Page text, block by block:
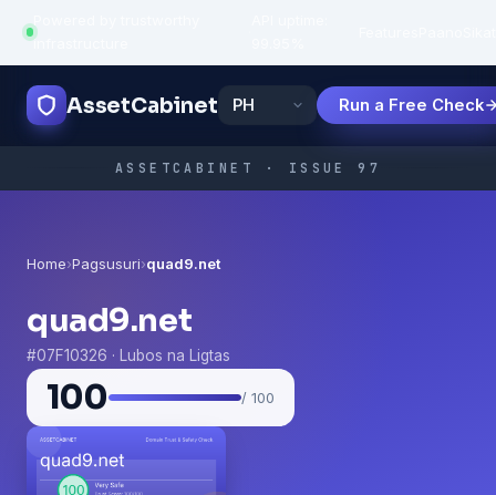
infrastructure
AssetCabinet Run a Free Check
ASSETCABINET · ISSUE 97
Home›Pagsusuri›quad9.net
quad9.net
#07F10326 · Lubos na Ligtas
100 / 100